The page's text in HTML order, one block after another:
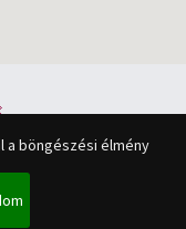
a böngészési élmény
fordítójáé.
2.5szerint használható fel